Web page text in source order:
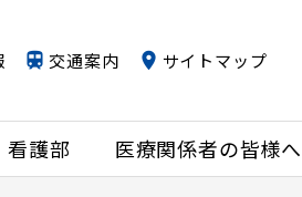
看護部 医療関係者の皆様へ
交通案内 サイトマップ